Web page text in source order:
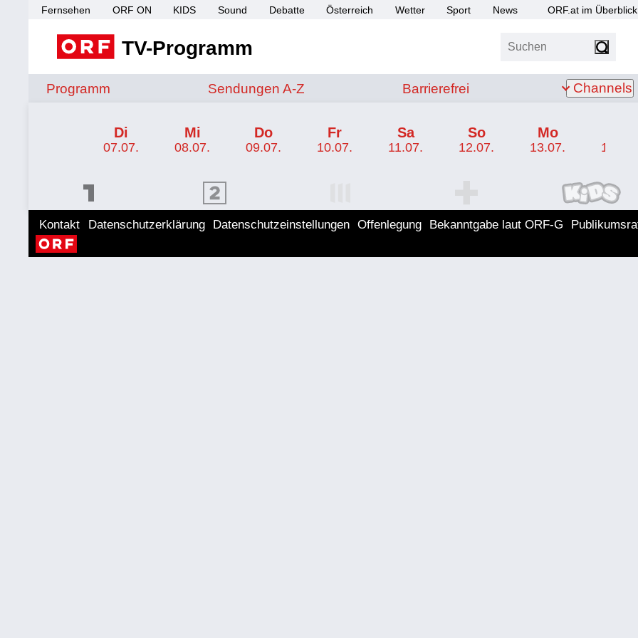
Fernsehen ORF ON KIDS Sound Debatte Österreich Wetter Sport News ORF.at im Überblick
TV-Programm Suchen
Programm Sendungen von A bis Z
Sendungen A-Z Barrierefrei
Barrierefrei Channels
Di
07.07.
Mi
08.07.
Do
09.07.
Fr
10.07.
Sa
11.07.
So
12.07.
Mo
13.07. 14.07.
ORF 2 Programm ORF KIDS Programm
Kontakt Datenschutzerklärung Datenschutzeinstellungen Offenlegung Bekanntgabe laut ORF-G